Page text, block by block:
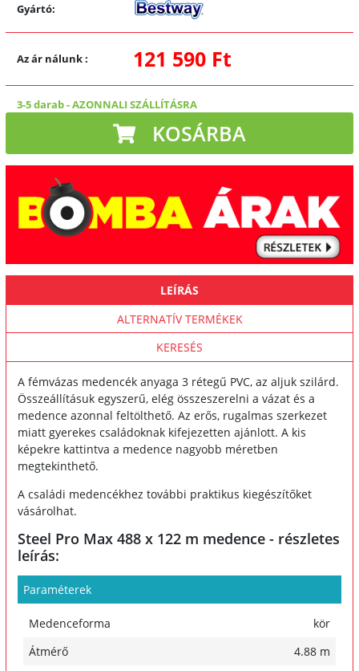
Gyártó:
Az ár nálunk: 121 590 Ft
3-5 darab-AZONNALI SZÁLLÍTÁSRA
KOSÁRBA
LEÍRÁS
ALTERNATÍV TERMÉKEK
KERESÉS
A fémvázas medencék anyaga 3 rétegű PVC, az aljuk szilárd.
Összeállításuk egyszerű, elég összeszerelni a vázat és a
medence azonnal feltölthető. Az erős, rugalmas szerkezet
miatt gyerekes családoknak kifejezetten ajánlott. A kis
képekre kattintva a medence nagyobb méretben
megtekinthető.
A családi medencékhez további praktikus kiegészítőket
vásárolhat.
Steel Pro Max 488 x 122 m medence - részletes
leírás:
Paraméterek
Medenceforma
kör
Átmérő
4.88 m